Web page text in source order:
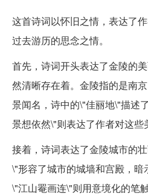
这首诗词以怀旧之情，表达了
过去游历的思念之情。
首先，诗词开头表达了金陵的
然清晰存在着。金陵指的是南
景闻名，诗中的\"佳丽地\"描述
景想依然\"则表达了作者对这些
接着，诗词表达了金陵城市的
\"形容了城市的城墙和宫殿，暗
\"江山罨画连\"则用意境化的笔